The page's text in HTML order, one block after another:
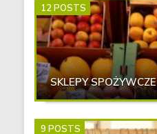
12 POSTS
SKLEPY SPOŻYWCZE
9 POSTS